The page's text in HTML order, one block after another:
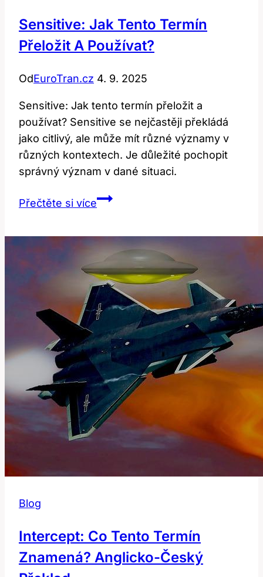
Sensitive: Jak Tento Termín
Přeložit A Používat?
OdEuroTran.cz 4. 9. 2025
Sensitive: Jak tento termín přeložit a
používat? Sensitive se nejčastěji překládá
jako citlivý, ale může mít různé významy v
různých kontextech. Je důležité pochopit
správný význam v dané situaci.
Přečtěte si víceSensitive:
termín
přeložit
a
používat?
Blog
Intercept: Co Tento Termín
Znamená? Anglicko-Český